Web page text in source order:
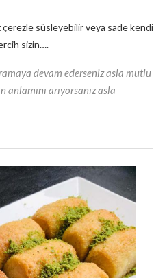
çerezle süsleyebilir veya sade kendi
sizin….
devam ederseniz asla mutlu
anlamını arıyorsanız asla